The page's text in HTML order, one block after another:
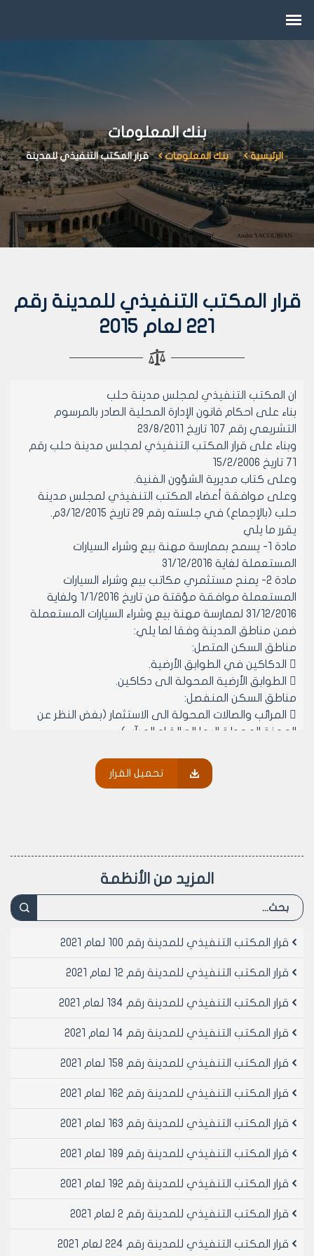
بنك المعلومات
الرئيسية بنك المعلومات قرار المكتب التنفيذي للمدينة
قرار المكتب التنفيذي للمدينة رقم
221 لعام 2015
ان المكتب التنفيذي لمجلس مدينة حلب
بناء على احكام قانون الإدارة المحلية الصادر بالمرسوم
التشريعي رقم 107 تاريخ 23/8/2011
وبناء على قرار المكتب التنفيذي لمجلس مدينة حلب رقم
71 تاريخ 15/2/2006
وعلى كتاب مديرية الشؤون الفنية.
وعلى موافقة أعضاء المكتب التنفيذي لمجلس مدينة
حلب (بالإجماع) في جلسته رقم 29 تاريخ 3/12/2015م.
يقرر ما يلي
مادة 1- يسمح بممارسة مهنة بيع وشراء السيارات
المستعملة لغاية 31/12/2016
مادة 2- يمنح مستثمري مكاتب بيع وشراء السيارات
المستعملة موافقة مؤقتة من تاريخ 1/1/2016 ولغاية
31/12/2016 لممارسة مهنة بيع وشراء السيارات المستعملة
ضمن مناطق المدينة وفقا لما يلي:
مناطق السكن المتصل:
مناطق السكن المنفصل:
 المرائب والصالات المحولة الى الاستثمار (بغض النظر عن
المهنة المحولة اليها الصالة او المرآب)
لمدة عام لمهنة بيع وشراء السيارات المستعملة:
 سند تعهد موثق لدى الكاتب بالعدل يتضمن قبول
عند الغاء الموافقة المؤقتة او عدم تجديدها في العام
مادة 4- يتم منح موافقة مؤقتة 1/1/2016 ولغاية
31/12/2016 لممارسة مهنة بيع وشراء السيارات المستعملة
ليرة سورية لصالح مجلس مدينة حلب للمكاتب التي وفت
2215 لعام 2014
حسب قرار المذكور أعلاه ويتم حساب الفترة السابقة من
تاريخ الجرد او الإنذار الذي قامت به شعبة الرقابة في دائرة
مادة 5- يجب التقيد التام بالأنظمة والقوانين المرورية وعدم
الأنظمة وعدم اشغال الأرصفة او إسالة المياه تحت طائلة
الموافقة في حال تكرار مخالفة اغلاق المحل لثلاث مرات.
السيارات المستعملة عند انقضاء المدة المشار إليها أعلاه الا
تحميل القرار
المزيد من الأنظمة
قرار المكتب التنفيذي للمدينة رقم 100 لعام 2021
قرار المكتب التنفيذي للمدينة رقم 12 لعام 2021
قرار المكتب التنفيذي للمدينة رقم 134 لعام 2021
قرار المكتب التنفيذي للمدينة رقم 14 لعام 2021
قرار المكتب التنفيذي للمدينة رقم 158 لعام 2021
قرار المكتب التنفيذي للمدينة رقم 162 لعام 2021
قرار المكتب التنفيذي للمدينة رقم 163 لعام 2021
قرار المكتب التنفيذي للمدينة رقم 189 لعام 2021
قرار المكتب التنفيذي للمدينة رقم 192 لعام 2021
قرار المكتب التنفيذي للمدينة رقم 2 لعام 2021
قرار المكتب التنفيذي للمدينة رقم 224 لعام 2021